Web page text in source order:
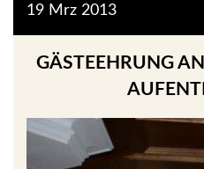
2013
19 Mrz
GÄSTEEHRUNG